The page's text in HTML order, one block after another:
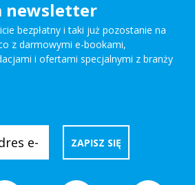
newsletter
bezpłatny i taki już pozostanie na
z darmowymi e-bookami,
i ofertami specjalnymi z branży